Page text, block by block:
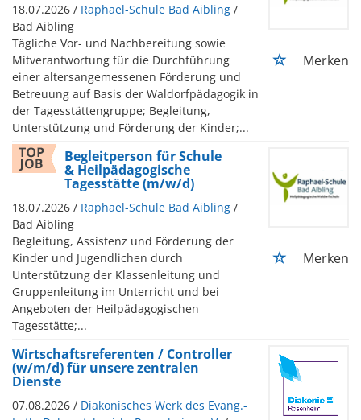
18.07.2026 / Raphael-Schule Bad Aibling /
Bad Aibling
Tägliche Vor- und Nachbereitung sowie
Mitverantwortung für die Durchführung
einer altersangemessenen Förderung und
Betreuung auf Basis der Waldorfpädagogik in
der Tagesstättengruppe; Begleitung,
Unterstützung und Förderung der Kinder;...
Merken
Begleitperson für Schule
& Heilpädagogische
Tagesstätte (m/w/d)
18.07.2026 / Raphael-Schule Bad Aibling /
Bad Aibling
Begleitung, Assistenz und Förderung der
Kinder und Jugendlichen durch
Unterstützung der Klassenleitung und
Gruppenleitung im Unterricht und bei
Angeboten der Heilpädagogischen
Tagesstätte;...
Merken
Wirtschaftsreferenten / Controller
(w/m/d) für unsere zentralen
Dienste
07.08.2026 / Diakonisches Werk des Evang.-